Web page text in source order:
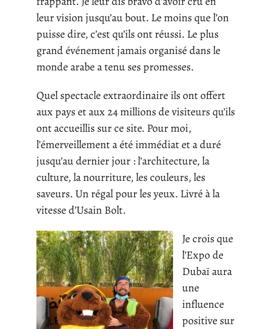
leur vision jusqu’au bout. Le moins que l’on
puisse dire, c’est qu’ils ont réussi. Le plus
grand événement jamais organisé dans le
monde arabe a tenu ses promesses.
Quel spectacle extraordinaire ils ont offert
aux pays et aux 24 millions de visiteurs qu’ils
ont accueillis sur ce site. Pour moi,
l’émerveillement a été immédiat et a duré
jusqu’au dernier jour : l’architecture, la
culture, la nourriture, les couleurs, les
saveurs. Un régal pour les yeux. Livré à la
vitesse d’Usain Bolt.
Je crois que
l’Expo de
Dubaï aura
une
influence
positive sur